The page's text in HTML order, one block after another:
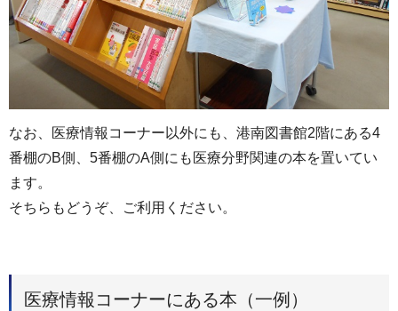
なお、医療情報コーナー以外にも、港南図書館2階にある4
番棚のB側、5番棚のA側にも医療分野関連の本を置いてい
ます。
そちらもどうぞ、ご利用ください。
医療情報コーナーにある本（一例）